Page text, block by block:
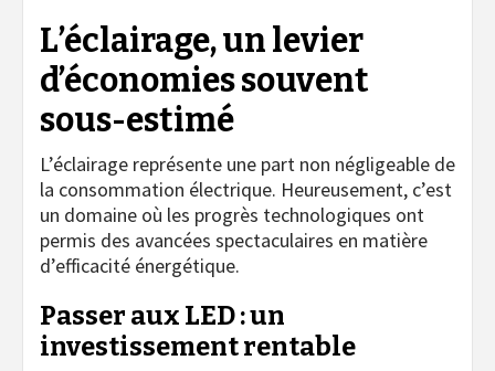
L’éclairage, un levier
d’économies souvent
sous-estimé
L’éclairage représente une part non négligeable de
la consommation électrique. Heureusement, c’est
un domaine où les progrès technologiques ont
permis des avancées spectaculaires en matière
d’efficacité énergétique.
Passer aux LED : un
investissement rentable